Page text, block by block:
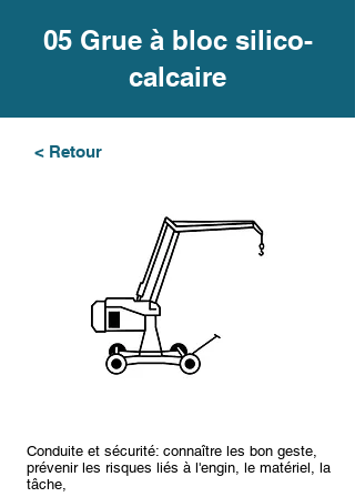
05 Grue à bloc silico-
calcaire
< Retour
Conduite et sécurité: connaître les bon geste,
prévenir les risques liés à l'engin, le matériel, la
tâche,